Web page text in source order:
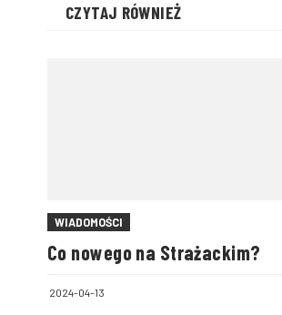
CZYTAJ RÓWNIEŻ
WIADOMOŚCI
Co nowego na Strażackim?
2024-04-13